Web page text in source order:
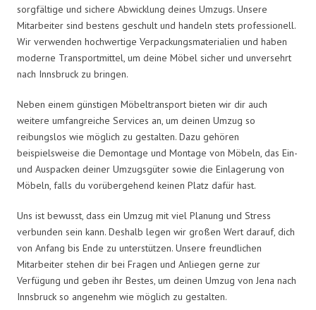
sorgfältige und sichere Abwicklung deines Umzugs. Unsere
Mitarbeiter sind bestens geschult und handeln stets professionell.
Wir verwenden hochwertige Verpackungsmaterialien und haben
moderne Transportmittel, um deine Möbel sicher und unversehrt
nach Innsbruck zu bringen.
Neben einem günstigen Möbeltransport bieten wir dir auch
weitere umfangreiche Services an, um deinen Umzug so
reibungslos wie möglich zu gestalten. Dazu gehören
beispielsweise die Demontage und Montage von Möbeln, das Ein-
und Auspacken deiner Umzugsgüter sowie die Einlagerung von
Möbeln, falls du vorübergehend keinen Platz dafür hast.
Uns ist bewusst, dass ein Umzug mit viel Planung und Stress
verbunden sein kann. Deshalb legen wir großen Wert darauf, dich
von Anfang bis Ende zu unterstützen. Unsere freundlichen
Mitarbeiter stehen dir bei Fragen und Anliegen gerne zur
Verfügung und geben ihr Bestes, um deinen Umzug von Jena nach
Innsbruck so angenehm wie möglich zu gestalten.